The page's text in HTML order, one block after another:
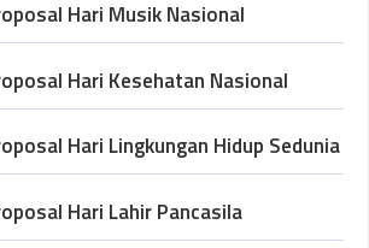
Hari Musik Nasional
Hari Kesehatan Nasional
Hari Lingkungan Hidup Sedunia
Hari Lahir Pancasila